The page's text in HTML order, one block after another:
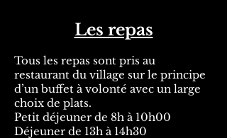
Les repas
Tous les repas sont pris au
restaurant du village sur le principe
d’un buffet à volonté avec un large
choix de plats.
Petit déjeuner de 8h à 10h00
Déjeuner de 13h à 14h30